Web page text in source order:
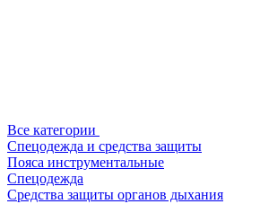
Все категории
Спецодежда и средства защиты
Пояса инструментальные
Спецодежда
Средства защиты органов дыхания